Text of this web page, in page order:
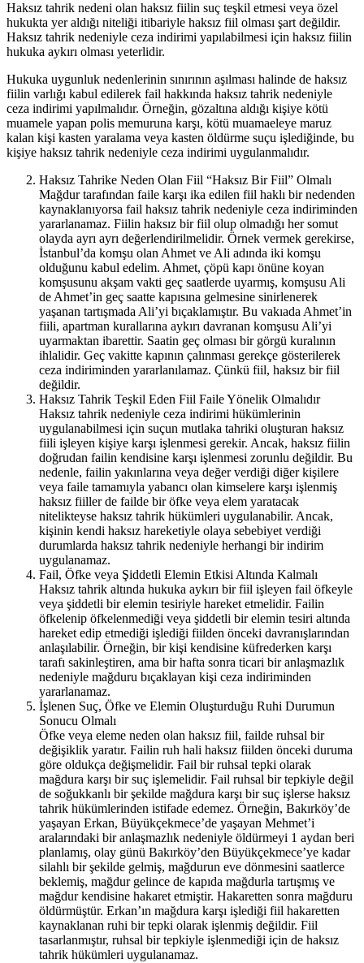
Haksız tahrik nedeni olan haksız fiilin suç teşkil etmesi veya özel
hukukta yer aldığı niteliği itibariyle haksız fiil olması şart değildir.
Haksız tahrik nedeniyle ceza indirimi yapılabilmesi için haksız fiilin
hukuka aykırı olması yeterlidir.
Hukuka uygunluk nedenlerinin sınırının aşılması halinde de haksız
fiilin varlığı kabul edilerek fail hakkında haksız tahrik nedeniyle
ceza indirimi yapılmalıdır. Örneğin, gözaltına aldığı kişiye kötü
muamele yapan polis memuruna karşı, kötü muamaeleye maruz
kalan kişi kasten yaralama veya kasten öldürme suçu işlediğinde, bu
kişiye haksız tahrik nedeniyle ceza indirimi uygulanmalıdır.
Haksız Tahrike Neden Olan Fiil “Haksız Bir Fiil” Olmalı
Mağdur tarafından faile karşı ika edilen fiil haklı bir nedenden
kaynaklanıyorsa fail haksız tahrik nedeniyle ceza indiriminden
yararlanamaz. Fiilin haksız bir fiil olup olmadığı her somut
olayda ayrı ayrı değerlendirilmelidir. Örnek vermek gerekirse,
İstanbul’da komşu olan Ahmet ve Ali adında iki komşu
olduğunu kabul edelim. Ahmet, çöpü kapı önüne koyan
komşusunu akşam vakti geç saatlerde uyarmış, komşusu Ali
de Ahmet’in geç saatte kapısına gelmesine sinirlenerek
yaşanan tartışmada Ali’yi bıçaklamıştır. Bu vakıada Ahmet’in
fiili, apartman kurallarına aykırı davranan komşusu Ali’yi
uyarmaktan ibarettir. Saatin geç olması bir görgü kuralının
ihlalidir. Geç vakitte kapının çalınması gerekçe gösterilerek
ceza indiriminden yararlanılamaz. Çünkü fiil, haksız bir fiil
değildir.
Haksız Tahrik Teşkil Eden Fiil Faile Yönelik Olmalıdır
Haksız tahrik nedeniyle ceza indirimi hükümlerinin
uygulanabilmesi için suçun mutlaka tahriki oluşturan haksız
fiili işleyen kişiye karşı işlenmesi gerekir. Ancak, haksız fiilin
doğrudan failin kendisine karşı işlenmesi zorunlu değildir. Bu
nedenle, failin yakınlarına veya değer verdiği diğer kişilere
veya faile tamamıyla yabancı olan kimselere karşı işlenmiş
haksız fiiller de failde bir öfke veya elem yaratacak
nitelikteyse haksız tahrik hükümleri uygulanabilir. Ancak,
kişinin kendi haksız hareketiyle olaya sebebiyet verdiği
durumlarda haksız tahrik nedeniyle herhangi bir indirim
uygulanamaz.
Fail, Öfke veya Şiddetli Elemin Etkisi Altında Kalmalı
Haksız tahrik altında hukuka aykırı bir fiil işleyen fail öfkeyle
veya şiddetli bir elemin tesiriyle hareket etmelidir. Failin
öfkelenip öfkelenmediği veya şiddetli bir elemin tesiri altında
hareket edip etmediği işlediği fiilden önceki davranışlarından
anlaşılabilir. Örneğin, bir kişi kendisine küfrederken karşı
tarafı sakinleştiren, ama bir hafta sonra ticari bir anlaşmazlık
nedeniyle mağduru bıçaklayan kişi ceza indiriminden
yararlanamaz.
İşlenen Suç, Öfke ve Elemin Oluşturduğu Ruhi Durumun
Sonucu Olmalı
Öfke veya eleme neden olan haksız fiil, failde ruhsal bir
değişiklik yaratır. Failin ruh hali haksız fiilden önceki duruma
göre oldukça değişmelidir. Fail bir ruhsal tepki olarak
mağdura karşı bir suç işlemelidir. Fail ruhsal bir tepkiyle değil
de soğukkanlı bir şekilde mağdura karşı bir suç işlerse haksız
tahrik hükümlerinden istifade edemez. Örneğin, Bakırköy’de
yaşayan Erkan, Büyükçekmece’de yaşayan Mehmet’i
aralarındaki bir anlaşmazlık nedeniyle öldürmeyi 1 aydan beri
planlamış, olay günü Bakırköy’den Büyükçekmece’ye kadar
silahlı bir şekilde gelmiş, mağdurun eve dönmesini saatlerce
beklemiş, mağdur gelince de kapıda mağdurla tartışmış ve
mağdur kendisine hakaret etmiştir. Hakaretten sonra mağduru
öldürmüştür. Erkan’ın mağdura karşı işlediği fiil hakaretten
kaynaklanan ruhi bir tepki olarak işlenmiş değildir. Fiil
tasarlanmıştır, ruhsal bir tepkiyle işlenmediği için de haksız
tahrik hükümleri uygulanamaz.